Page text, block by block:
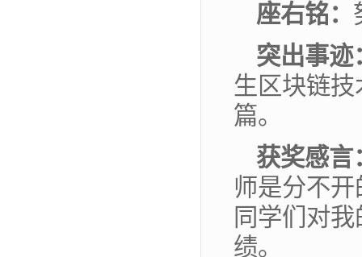
座右铭：
突出事迹
生区块链
篇。
获奖感言
师是分不
同学们对
绩。